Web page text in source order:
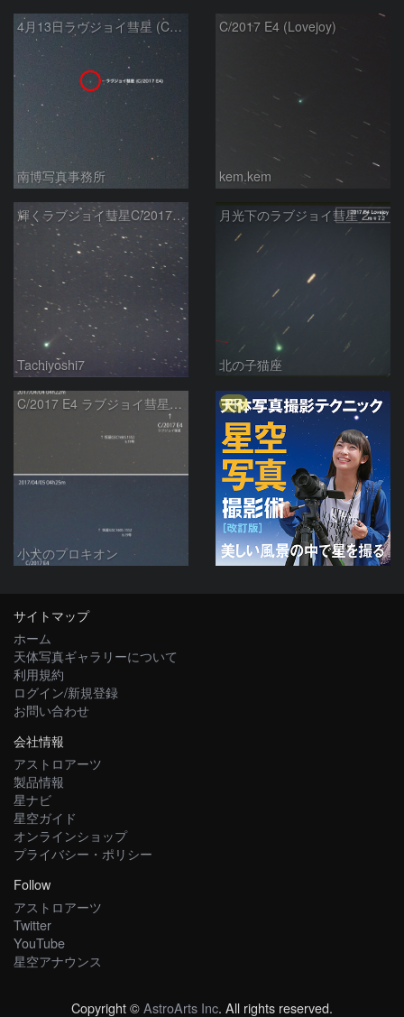
4月13日ラヴジョイ彗星 (C/2017 E4)
南博写真事務所
C/2017 E4 (Lovejoy)
kem.kem
輝くラブジョイ彗星C/2017E4
Tachiyoshi7
月光下のラブジョイ彗星 2017E4 Lovejoy
北の子猫座
C/2017 E4 ラブジョイ彗星の動き
小犬のプロキオン
PR
サイトマップ
ホーム
天体写真ギャラリーについて
利用規約
ログイン/新規登録
お問い合わせ
会社情報
アストロアーツ
製品情報
星ナビ
星空ガイド
オンラインショップ
プライバシー・ポリシー
Follow
アストロアーツ
Twitter
YouTube
星空アナウンス
Copyright ©AstroArts Inc. All rights reserved.